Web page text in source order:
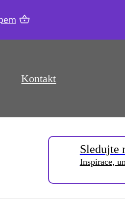
Kontakt
Sledujte
Inspirace,